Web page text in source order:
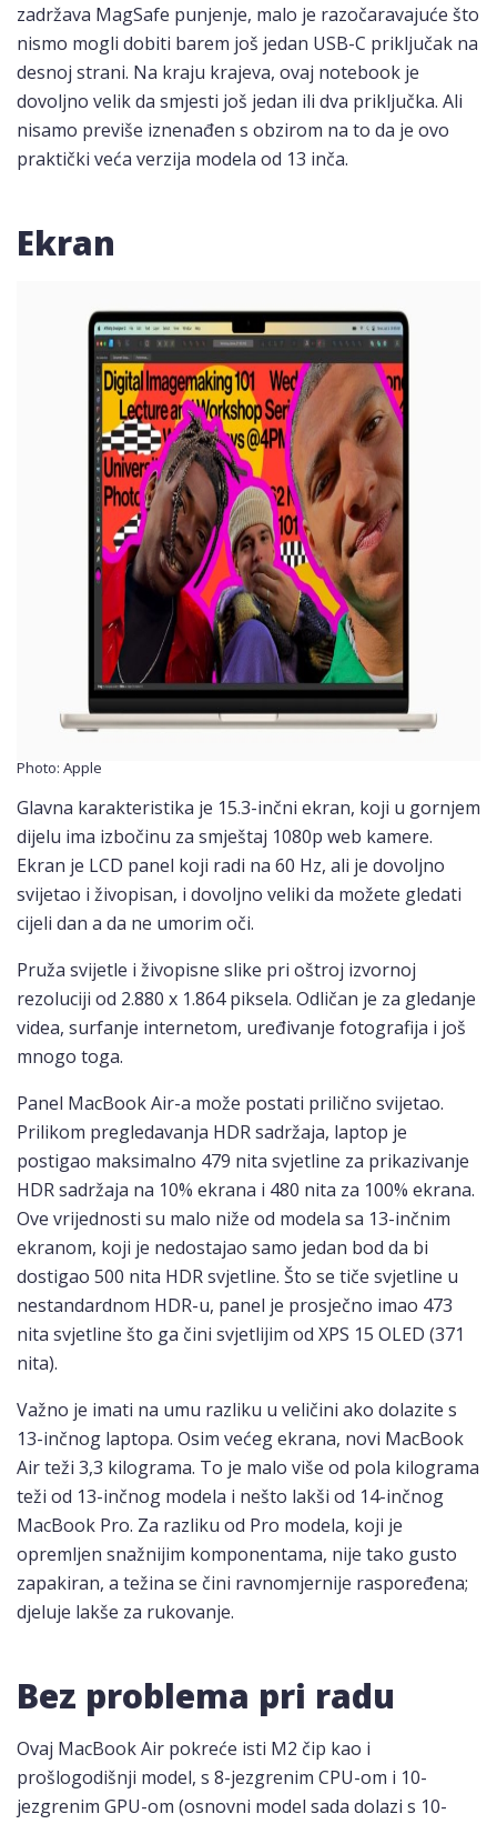
zadržava MagSafe punjenje, malo je razočaravajuće što
nismo mogli dobiti barem još jedan USB-C priključak na
desnoj strani. Na kraju krajeva, ovaj notebook je
dovoljno velik da smjesti još jedan ili dva priključka. Ali
nisamo previše iznenađen s obzirom na to da je ovo
praktički veća verzija modela od 13 inča.
Ekran
Photo: Apple
Glavna karakteristika je 15.3-inčni ekran, koji u gornjem
dijelu ima izbočinu za smještaj 1080p web kamere.
Ekran je LCD panel koji radi na 60 Hz, ali je dovoljno
svijetao i živopisan, i dovoljno veliki da možete gledati
cijeli dan a da ne umorim oči.
Pruža svijetle i živopisne slike pri oštroj izvornoj
rezoluciji od 2.880 x 1.864 piksela. Odličan je za gledanje
videa, surfanje internetom, uređivanje fotografija i još
mnogo toga.
Panel MacBook Air-a može postati prilično svijetao.
Prilikom pregledavanja HDR sadržaja, laptop je
postigao maksimalno 479 nita svjetline za prikazivanje
HDR sadržaja na 10% ekrana i 480 nita za 100% ekrana.
Ove vrijednosti su malo niže od modela sa 13-inčnim
ekranom, koji je nedostajao samo jedan bod da bi
dostigao 500 nita HDR svjetline. Što se tiče svjetline u
nestandardnom HDR-u, panel je prosječno imao 473
nita svjetline što ga čini svjetlijim od XPS 15 OLED (371
nita).
Važno je imati na umu razliku u veličini ako dolazite s
13-inčnog laptopa. Osim većeg ekrana, novi MacBook
Air teži 3,3 kilograma. To je malo više od pola kilograma
teži od 13-inčnog modela i nešto lakši od 14-inčnog
MacBook Pro. Za razliku od Pro modela, koji je
opremljen snažnijim komponentama, nije tako gusto
zapakiran, a težina se čini ravnomjernije raspoređena;
djeluje lakše za rukovanje.
Bez problema pri radu
Ovaj MacBook Air pokreće isti M2 čip kao i
prošlogodišnji model, s 8-jezgrenim CPU-om i 10-
jezgrenim GPU-om (osnovni model sada dolazi s 10-